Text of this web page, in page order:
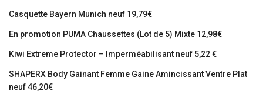
Casquette Bayern Munich neuf 19,79€
En promotion PUMA Chaussettes (Lot de 5) Mixte 12,98€
Kiwi Extreme Protector – Imperméabilisant neuf 5,22 €
SHAPERX Body Gainant Femme Gaine Amincissant Ventre Plat
neuf 46,20€